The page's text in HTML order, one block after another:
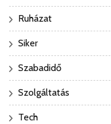
Ruházat
Siker
Szabadidő
Szolgáltatás
Tech